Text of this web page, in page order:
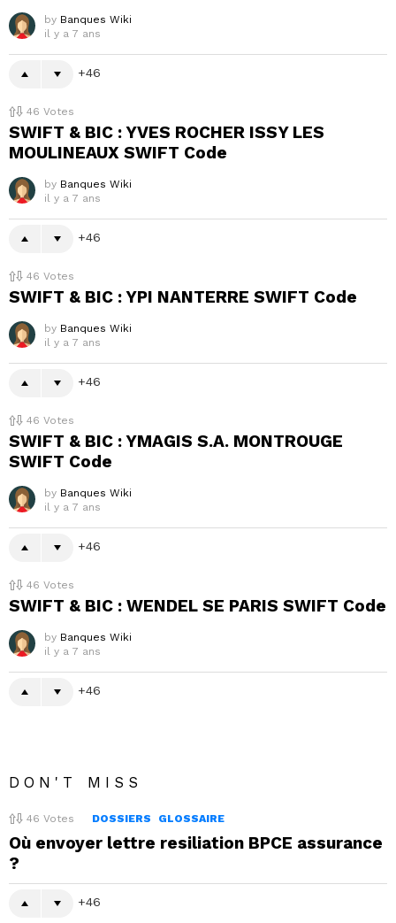
by Banques Wiki
il y a 7 ans
46
46 Votes
SWIFT & BIC : YVES ROCHER ISSY LES
MOULINEAUX SWIFT Code
by Banques Wiki
il y a 7 ans
46
46 Votes
SWIFT & BIC : YPI NANTERRE SWIFT Code
by Banques Wiki
il y a 7 ans
46
46 Votes
SWIFT & BIC : YMAGIS S.A. MONTROUGE
SWIFT Code
by Banques Wiki
il y a 7 ans
46
46 Votes
SWIFT & BIC : WENDEL SE PARIS SWIFT Code
by Banques Wiki
il y a 7 ans
46
DON'T MISS
46 Votes DOSSIERS GLOSSAIRE
Où envoyer lettre resiliation BPCE assurance
?
46